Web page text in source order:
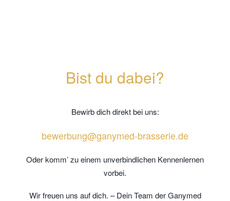
Bist du dabei?
Bewirb dich direkt bei uns:
bewerbung@ganymed-brasserie.de
Oder komm’ zu einem unverbindlichen Kennenlernen
vorbei.
Wir freuen uns auf dich. – Dein Team der Ganymed